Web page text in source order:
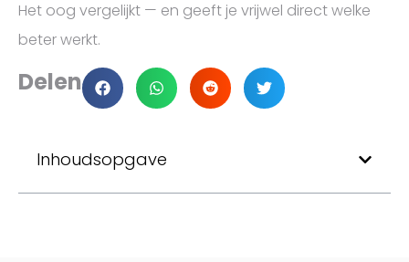
Het oog vergelijkt — en geeft je vrijwel direct welke
beter werkt.
Delen
Inhoudsopgave